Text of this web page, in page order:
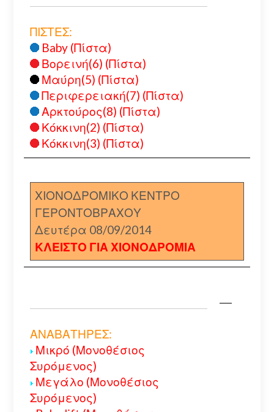
ΠΙΣΤΕΣ:
Baby (Πίστα)
Βορεινή(6) (Πίστα)
Μαύρη(5) (Πίστα)
Περιφερειακή(7) (Πίστα)
Αρκτούρος(8) (Πίστα)
Κόκκινη(2) (Πίστα)
Κόκκινη(3) (Πίστα)
ΧΙΟΝΟΔΡΟΜΙΚΟ ΚΕΝΤΡΟ
ΓΕΡΟΝΤΟΒΡΑΧΟΥ
Δευτέρα 08/09/2014
ΚΛΕΙΣΤΟ ΓΙΑ ΧΙΟΝΟΔΡΟΜΙΑ
ΑΝΑΒΑΤΗΡΕΣ:
Μικρό (Μονοθέσιος
Συρόμενος)
Μεγάλο (Μονοθέσιος
Συρόμενος)